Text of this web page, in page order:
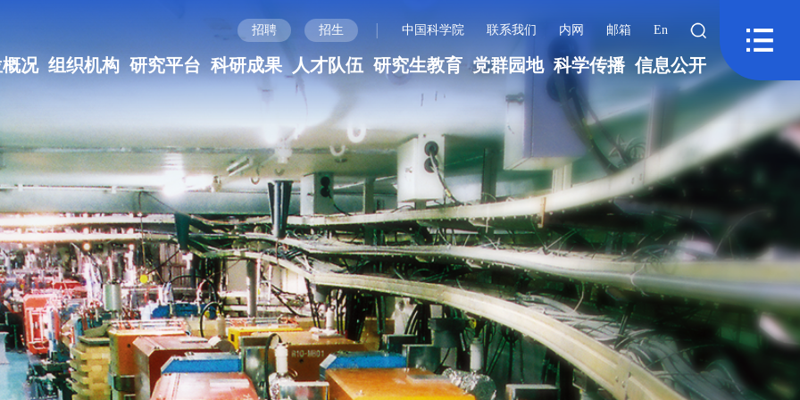
招聘 招生 | 中国科学院 联系我们 内网 邮箱 En
况 组织机构 研究平台 科研成果 人才队伍 研究生教育 党群园地 科学传播 信息公开